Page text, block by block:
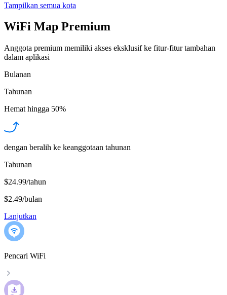
Tampilkan semua kota
WiFi Map Premium
Anggota premium memiliki akses eksklusif ke fitur-fitur tambahan
dalam aplikasi
Bulanan
Tahunan
Hemat hingga 50%
dengan beralih ke keanggotaan tahunan
Tahunan
$24.99/tahun
$2.49/bulan
Lanjutkan
Pencari WiFi